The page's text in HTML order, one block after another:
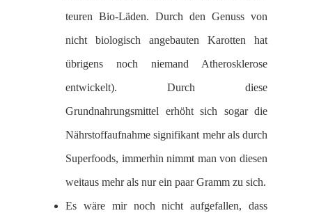
teuren Bio-Läden. Durch den Genuss von
nicht biologisch angebauten Karotten hat
übrigens noch niemand Atherosklerose
entwickelt). Durch diese
Grundnahrungsmittel erhöht sich sogar die
Nährstoffaufnahme signifikant mehr als durch
Superfoods, immerhin nimmt man von diesen
weitaus mehr als nur ein paar Gramm zu sich.
Es wäre mir noch nicht aufgefallen, dass